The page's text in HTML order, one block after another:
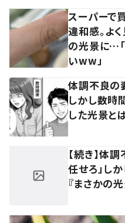
スーパーで
違和感。よ
の光景に…「
いww」
体調不良の
しかし数時
した光景と
【続き】体
任せろ」し
『まさかの